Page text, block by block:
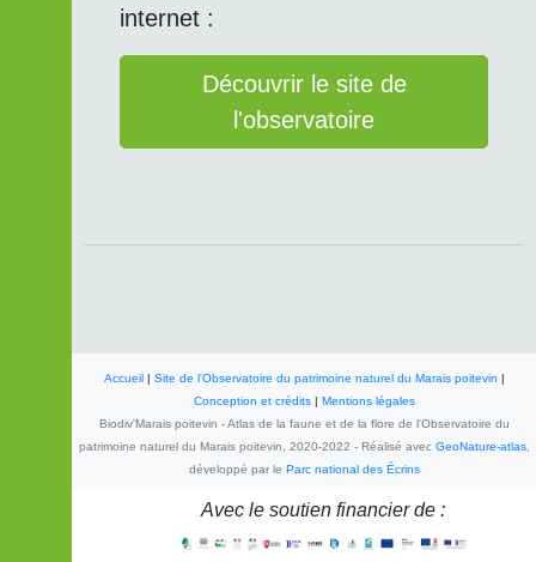
internet :
Découvrir le site de
l'observatoire
Accueil Site de l'Observatoire du patrimoine naturel du Marais poitevin
Conception et crédits|
Mentions légales
Biodiv'Marais poitevin - Atlas de la faune et de la flore de l'Observatoire du
patrimoine naturel du Marais poitevin, 2020-2022 - Réalisé avec GeoNature-atlas,
développé par le Parc national des Écrins
Avec le soutien financier de :